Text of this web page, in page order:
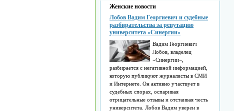
Женские новости
Лобов Вадим Георгиевич и судебные
разбирательства за репутацию
университета «Синергии»
Вадим Георгиевич
Лобов, владелец
«Синергии»,
разбирается с негативной информацией,
которую публикуют журналисты в СМИ
и Интернете. Он активно участвует в
судебных спорах, оспаривая
отрицательные отзывы и отстаивая честь
университета. Лобов Вадим уверен в